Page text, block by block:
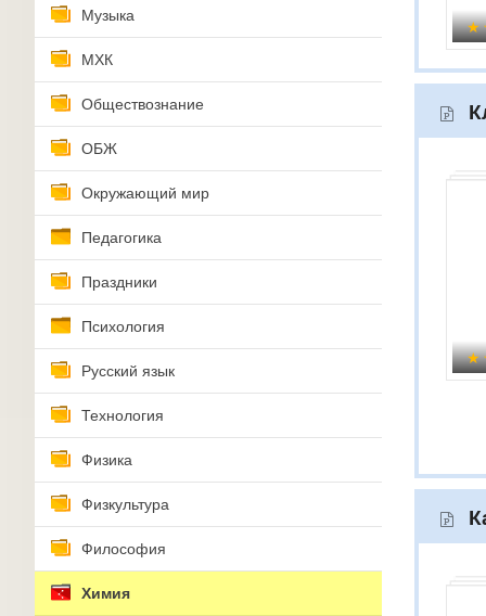
Музыка
МХК
Обществознание
ОБЖ
Окружающий мир
Педагогика
Праздники
Психология
Русский язык
Технология
Физика
Физкультура
Философия
Химия